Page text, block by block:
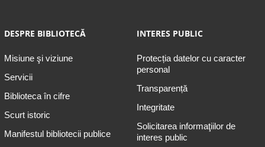
DESPRE BIBLIOTECĂ
Misiune şi viziune
Servicii
Biblioteca în cifre
Scurt istoric
Manifestul bibliotecii publice
INTERES PUBLIC
Protecția datelor cu caracter
personal
Transparență
Integritate
Solicitarea informaţiilor de
interes public